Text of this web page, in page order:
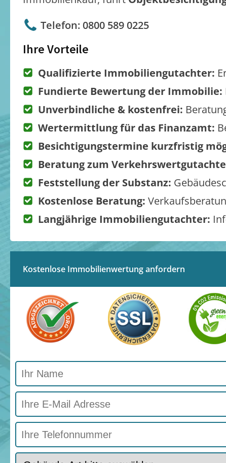
Telefon: 0800 589 0225
Ihre Vorteile
Qualifizierte Immobiliengutachter:
Fundierte Bewertung der Immobilie:
Unverbindliche & kostenfrei:
Wertermittlung für das Finanzamt:
Besichtigungstermine kurzfristig
Beratung zum
Feststellung der Substanz:
Kostenlose Beratung:
Langjährige Immobiliengutachter:
Kostenlose Immobilienwertung anfordern